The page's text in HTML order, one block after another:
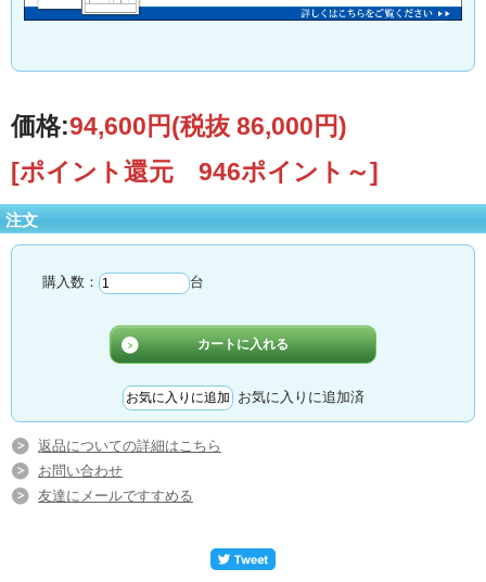
価格:94,600円(税抜 86,000円)
[ポイント還元 946ポイント～]
注文
購入数： 台
お気に入りに追加済
返品についての詳細はこちら
お問い合わせ
友達にメールですすめる